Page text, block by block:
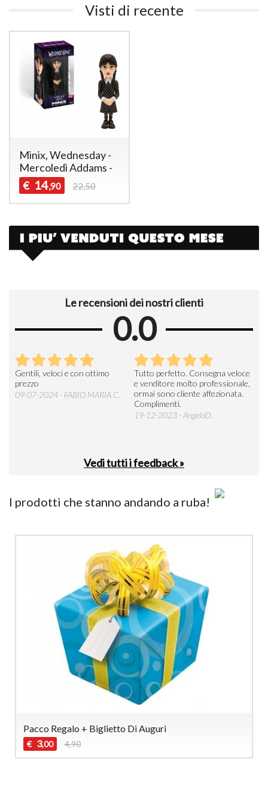
Visti di recente
Minix, Wednesday -
Mercoledì Addams -
€ 14,90 22,50
Le recensioni dei nostri clienti
0.0
Gentili, veloci e con ottimo
prezzo
09-07-2024 - FABIO MARIA C.
Tutto perfetto. Consegna veloce
e venditore molto professionale,
ormai sono cliente affezionata.
Complimenti.
19-12-2023 - AngelaD.
Vedi tutti i feedback »
I prodotti che stanno andando a ruba!
Pacco Regalo + Biglietto Di Auguri
€ 3,00 4,90